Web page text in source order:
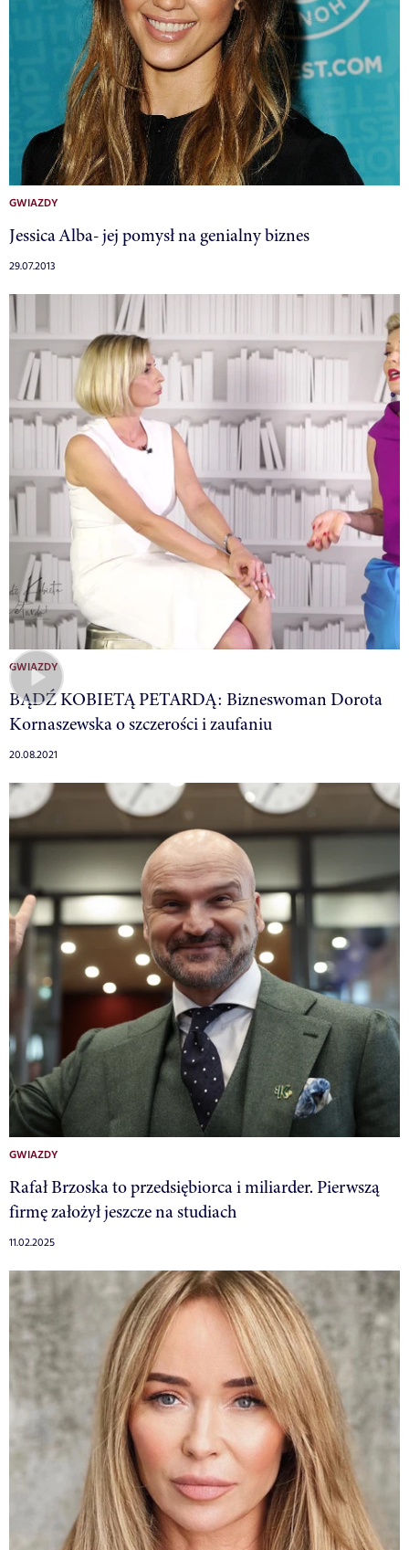
GWIAZDY
Jessica Alba- jej pomysł na genialny biznes
29.07.2013
GWIAZDY
BĄDŹ KOBIETĄ PETARDĄ: Bizneswoman Dorota
Kornaszewska o szczerości i zaufaniu
20.08.2021
GWIAZDY
Rafał Brzoska to przedsiębiorca i miliarder. Pierwszą
firmę założył jeszcze na studiach
11.02.2025